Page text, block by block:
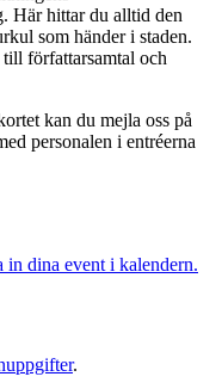
Här hittar du alltid den
som händer i staden.
författarsamtal och
kan du mejla oss på
personalen i entréerna
in dina event i kalendern.
.